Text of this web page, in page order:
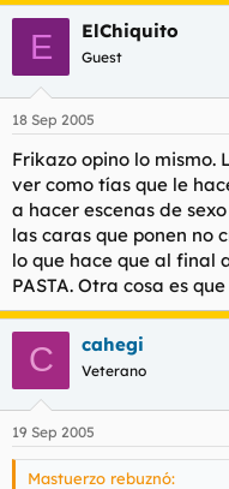
E ElChiquito
Guest
18 Sep 2005
Frikazo opino lo mismo.
ver como tías que le
a hacer escenas de
las caras que ponen no
lo que hace que al final
PASTA. Otra cosa es
C cahegi
Veterano
19 Sep 2005
Mastuerzo rebuznó: